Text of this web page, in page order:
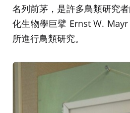
名列前茅，是許多鳥類研究
化生物學巨擘 Ernst W.
所進行鳥類研究。